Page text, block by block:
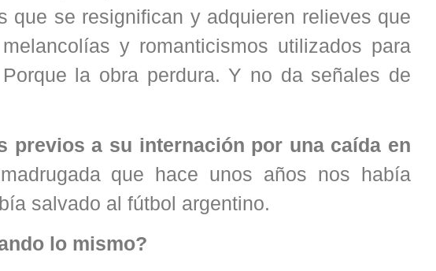
que se resignifican y adquieren relieves que
y romanticismos utilizados para
la obra perdura. Y no da señales de
previos a su internación por una caída en
que hace unos años nos había
salvado al fútbol argentino.
lo mismo?